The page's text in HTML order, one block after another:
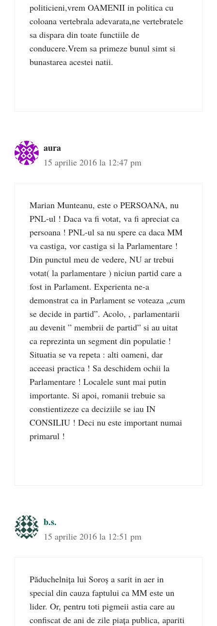
politicieni,vrem OAMENII in politica cu
coloana vertebrala adevarata,ne vertebratele
sa dispara din toate functiile de
conducere.Vrem sa primeze bunul simt si
bunastarea acestei natii.
aura
15 aprilie 2016 la 12:47 pm
Marian Munteanu, este o PERSOANA, nu
PNL-ul ! Daca va fi votat, va fi apreciat ca
persoana ! PNL-ul sa nu spere ca daca MM
va castiga, vor castiga si la Parlamentare !
Din punctul meu de vedere, NU ar trebui
votat( la parlamentare ) niciun partid care a
fost in Parlament. Experienta ne-a
demonstrat ca in Parlament se voteaza „cum
se decide in partid”. Acolo, , parlamentarii
au devenit ” membrii de partid” si au uitat
ca reprezinta un segment din populatie !
Situatia se va repeta : alti oameni, dar
aceeasi practica ! Sa deschidem ochii la
Parlamentare ! Localele sunt mai putin
importante. Si apoi, romanii trebuie sa
constientizeze ca deciziile se iau IN
CONSILIU ! Deci nu este important numai
primarul !
b.s.
15 aprilie 2016 la 12:51 pm
Păduchelnița lui Soroş a sarit in aer in
special din cauza faptului ca MM este un
lider. Or, pentru toti pigmeii astia care au
confiscat de ani de zile piața publica, apariti